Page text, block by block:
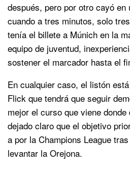
después, pero por otro cayó
cuando a tres minutos, solo
tenía el billete a Múnich en la
equipo de juventud,
sostener el marcador hasta el
En cualquier caso, el listón
Flick que tendrá que seguir
mejor el curso que viene
dejado claro que el objetivo
a por la Champions League
levantar la Orejona.